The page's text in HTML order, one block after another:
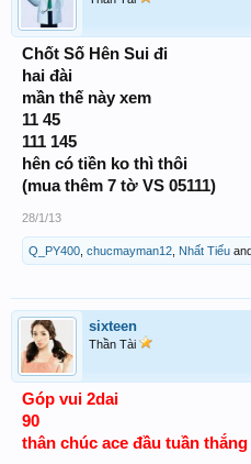
Chốt Số Hên Sui đi
hai đài
mần thế này xem
11 45
111 145
hên có tiền ko thì thôi
(mua thêm 7 tờ VS 05111)
28/1/13
Q_PY400 chucmayman12 Nhất Tiếu and
sixteen
Thần Tài
Góp vui 2dai
90
thân chúc ace đầu tuần